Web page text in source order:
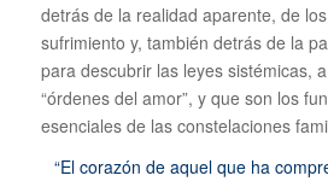
detrás de la realidad aparente, de
sufrimiento y, también detrás de la
para descubrir las leyes sistémicas,
“órdenes del amor”, y que son los
esenciales de las constelaciones
“El corazón de aquel que ha